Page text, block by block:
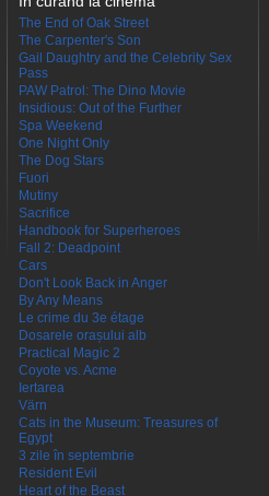
The End of Oak Street
The Carpenter's Son
Gail Daughtry and the Celebrity Sex
Pass
PAW Patrol: The Dino Movie
Insidious: Out of the Further
Spa Weekend
One Night Only
The Dog Stars
Fuori
Mutiny
Sacrifice
Handbook for Superheroes
Fall 2: Deadpoint
Cars
Don't Look Back in Anger
By Any Means
Le crime du 3e étage
Dosarele orașului alb
Practical Magic 2
Coyote vs. Acme
Iertarea
Värn
Cats in the Museum: Treasures of
Egypt
3 zile în septembrie
Resident Evil
Heart of the Beast